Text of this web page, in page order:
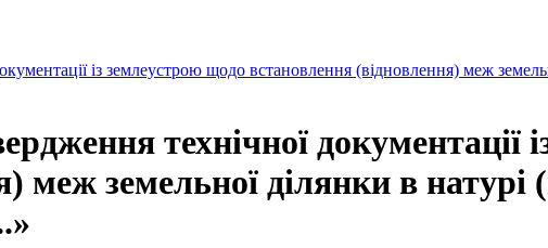
із землеустрою щодо встановлення (відновлення) меж
технічної документації
меж земельної ділянки в натурі